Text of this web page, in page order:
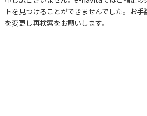
トを見つけることができませんでした。お手
を変更し再検索をお願いします。